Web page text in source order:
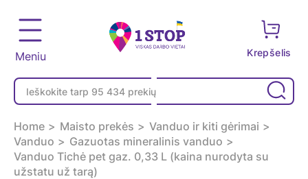
Meniu Krepšelis
Home Maisto prekės
Vanduo ir kiti gėrimai
Vanduo
Gazuotas mineralinis vanduo
Vanduo Tichė pet gaz. 0,33 L (kaina nurodyta su
užstatu už tarą)